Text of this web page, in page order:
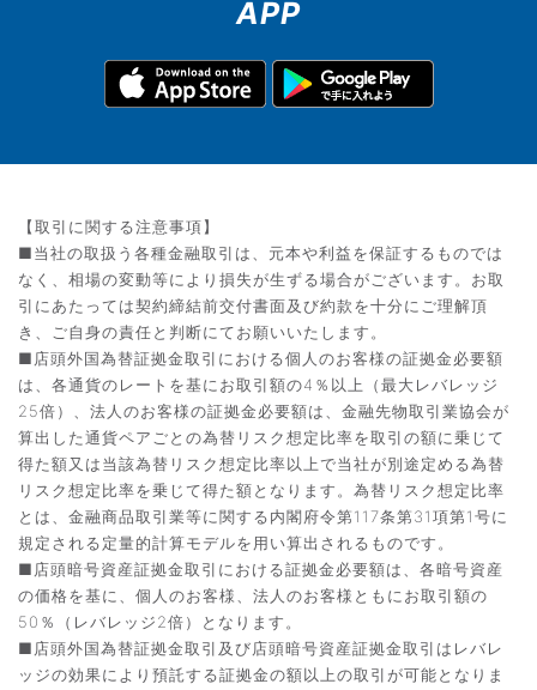
APP
【取引に関する注意事項】
■当社の取扱う各種金融取引は、元本や利益を保証するものでは
なく、相場の変動等により損失が生ずる場合がございます。お取
引にあたっては契約締結前交付書面及び約款を十分にご理解頂
き、ご自身の責任と判断にてお願いいたします。
■店頭外国為替証拠金取引における個人のお客様の証拠金必要額
は、各通貨のレートを基にお取引額の4％以上（最大レバレッジ
25倍）、法人のお客様の証拠金必要額は、金融先物取引業協会が
算出した通貨ペアごとの為替リスク想定比率を取引の額に乗じて
得た額又は当該為替リスク想定比率以上で当社が別途定める為替
リスク想定比率を乗じて得た額となります。為替リスク想定比率
とは、金融商品取引業等に関する内閣府令第117条第31項第1号に
規定される定量的計算モデルを用い算出されるものです。
■店頭暗号資産証拠金取引における証拠金必要額は、各暗号資産
の価格を基に、個人のお客様、法人のお客様ともにお取引額の
50％（レバレッジ2倍）となります。
■店頭外国為替証拠金取引及び店頭暗号資産証拠金取引はレバレ
ッジの効果により預託する証拠金の額以上の取引が可能となりま